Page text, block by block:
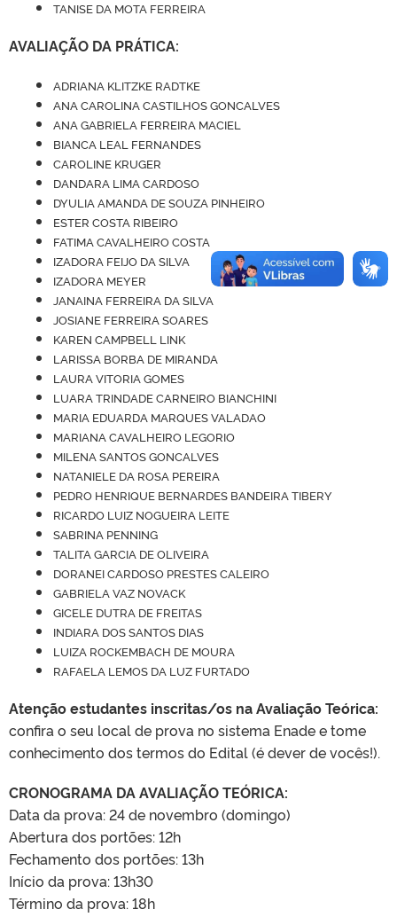
TANISE DA MOTA FERREIRA
AVALIAÇÃO DA PRÁTICA:
ADRIANA KLITZKE RADTKE
ANA CAROLINA CASTILHOS GONCALVES
ANA GABRIELA FERREIRA MACIEL
BIANCA LEAL FERNANDES
CAROLINE KRUGER
DANDARA LIMA CARDOSO
DYULIA AMANDA DE SOUZA PINHEIRO
ESTER COSTA RIBEIRO
FATIMA CAVALHEIRO COSTA
IZADORA FEIJO DA SILVA
IZADORA MEYER
JANAINA FERREIRA DA SILVA
JOSIANE FERREIRA SOARES
KAREN CAMPBELL LINK
LARISSA BORBA DE MIRANDA
LAURA VITORIA GOMES
LUARA TRINDADE CARNEIRO BIANCHINI
MARIA EDUARDA MARQUES VALADAO
MARIANA CAVALHEIRO LEGORIO
MILENA SANTOS GONCALVES
NATANIELE DA ROSA PEREIRA
PEDRO HENRIQUE BERNARDES BANDEIRA TIBERY
RICARDO LUIZ NOGUEIRA LEITE
SABRINA PENNING
TALITA GARCIA DE OLIVEIRA
DORANEI CARDOSO PRESTES CALEIRO
GABRIELA VAZ NOVACK
GICELE DUTRA DE FREITAS
INDIARA DOS SANTOS DIAS
LUIZA ROCKEMBACH DE MOURA
RAFAELA LEMOS DA LUZ FURTADO
Atenção estudantes inscritas/os na Avaliação Teórica:
confira o seu local de prova no sistema Enade e tome
conhecimento dos termos do Edital (é dever de vocês!).
CRONOGRAMA DA AVALIAÇÃO TEÓRICA:
Data da prova: 24 de novembro (domingo)
Abertura dos portões: 12h
Fechamento dos portões: 13h
Início da prova: 13h30
Término da prova: 18h